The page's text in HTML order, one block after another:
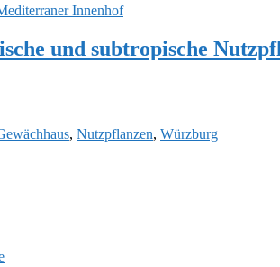
Innenhof
und subtropische
, Nutzpflanzen, Würzburg